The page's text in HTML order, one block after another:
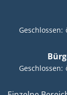
Klicken, um
Geschlossen:
Klicken, um
Geschlossen: